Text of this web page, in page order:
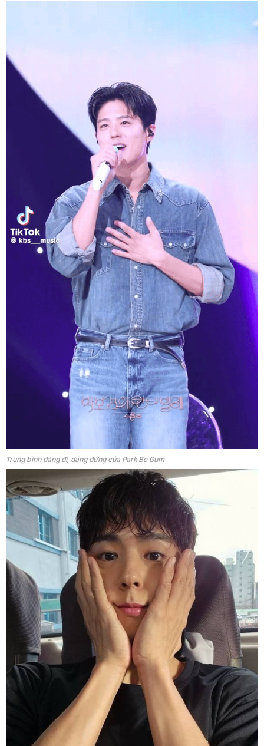
Trung bình dáng đi, dáng đứng của Park Bo Gum